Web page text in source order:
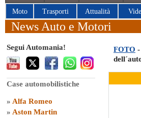
Moto Trasporti Attualità
News Auto e Motori
Segui Automania!
Case automobilistiche
» Alfa Romeo
» Aston Martin
FOTO